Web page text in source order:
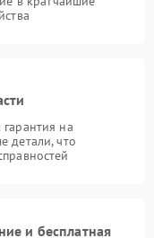
на
детали, что
и бесплатная